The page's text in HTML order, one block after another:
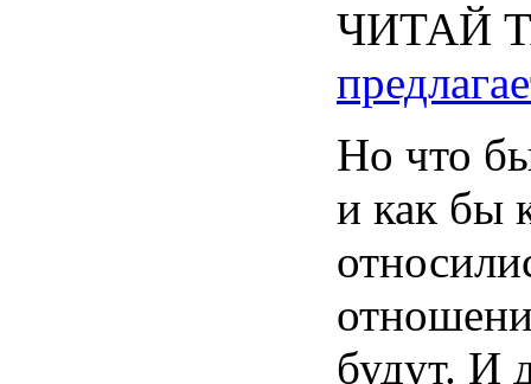
ЧИТАЙ
Но что
и как бы
будут. И